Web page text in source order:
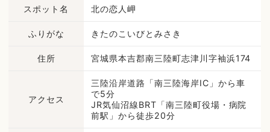
スポット名 北の恋人岬
ふりがな きたのこいびとみさき
住所 宮城県本吉郡南三陸町志津川字袖浜174
アクセス
三陸沿岸道路「南三陸海岸IC」から車
で5分
JR気仙沼線BRT「南三陸町役場・病院
前駅」から徒歩20分